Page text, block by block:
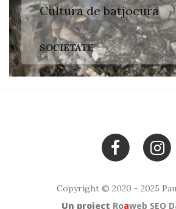
Cultura de batjocura
SOCIETATE
Copyright © 2020 - 2025
Un proiect Roaweb SEO